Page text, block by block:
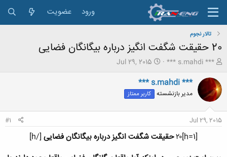
ورود عضویت
تالار نجوم
20 حقیقت شگفت‌ انگیز درباره بیگانگان فضایی
ش
و
ع
ک
*** s.mahdi ***
ت
ر
ی
خ
ع
Jul 29, 2015
*** s.mahdi ***
مدیر بازنشسته کاربر ممتاز
Jul 29, 2015
#1
[h=1]۲۰ حقیقت شگفت‌ انگیز درباره بیگانگان فضایی [/h]